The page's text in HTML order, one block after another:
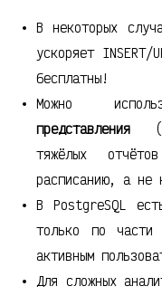
В некоторых
ускоряет
бесплатны!
Можно
представления
тяжёлых
расписанию, а не
В PostgreSQL
только по
активным
Для сложных